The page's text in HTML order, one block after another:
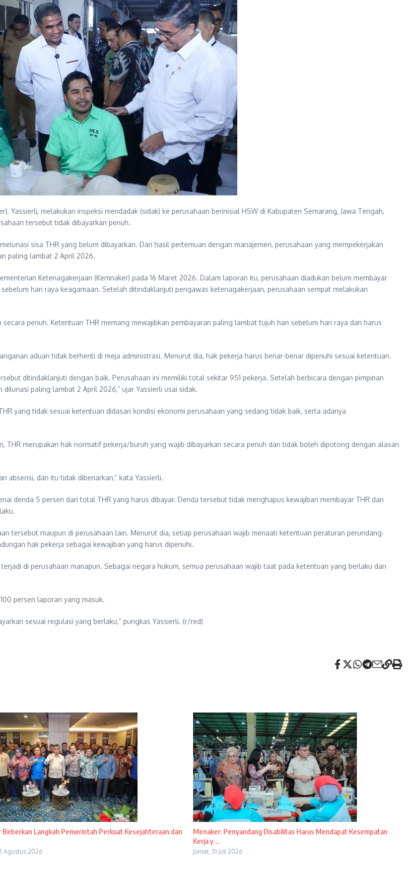
Yassierli, melakukan inspeksi mendadak (sidak) ke perusahaan berinisial HSW di Kabupaten Semarang, Jawa Tengah,
tersebut tidak dibayarkan penuh.
sisa THR yang belum dibayarkan. Dari hasil pertemuan dengan manajemen, perusahaan yang mempekerjakan
paling lambat 2 April 2026.
Ketenagakerjaan (Kemnaker) pada 16 Maret 2026. Dalam laporan itu, perusahaan diadukan belum membayar
hari raya keagamaan. Setelah ditindaklanjuti pengawas ketenagakerjaan, perusahaan sempat melakukan
penuh. Ketentuan THR memang mewajibkan pembayaran paling lambat tujuh hari sebelum hari raya dan harus
aduan tidak berhenti di meja administrasi. Menurut dia, hak pekerja harus benar-benar dipenuhi sesuai ketentuan.
ditindaklanjuti dengan baik. Perusahaan ini memiliki total sekitar 951 pekerja. Setelah berbicara dengan pimpinan
paling lambat 2 April 2026,” ujar Yassierli usai sidak.
yang tidak sesuai ketentuan didasari kondisi ekonomi perusahaan yang sedang tidak baik, serta adanya
THR merupakan hak normatif pekerja/buruh yang wajib dibayarkan secara penuh dan tidak boleh dipotong dengan alasan
absensi, dan itu tidak dibenarkan,” kata Yassierli.
denda 5 persen dari total THR yang harus dibayar. Denda tersebut tidak menghapus kewajiban membayar THR dan
tersebut maupun di perusahaan lain. Menurut dia, setiap perusahaan wajib menaati ketentuan peraturan perundang-
hak pekerja sebagai kewajiban yang harus dipenuhi.
di perusahaan manapun. Sebagai negara hukum, semua perusahaan wajib taat pada ketentuan yang berlaku dan
persen laporan yang masuk.
sesuai regulasi yang berlaku,” pungkas Yassierli. (r/red)
Beberkan Langkah Pemerintah Perkuat Kesejahteraan dan
Agustus 2026
Menaker: Penyandang Disabilitas Harus Mendapat Kesempatan
Kerja y ...
Jumat, 31 Juli 2026